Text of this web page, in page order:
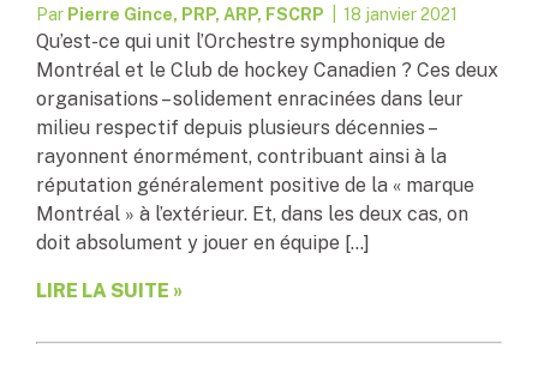
Par Pierre Gince, PRP, ARP, FSCRP | 18 janvier 2021
Qu’est-ce qui unit l’Orchestre symphonique de
Montréal et le Club de hockey Canadien ? Ces deux
organisations – solidement enracinées dans leur
milieu respectif depuis plusieurs décennies –
rayonnent énormément, contribuant ainsi à la
réputation généralement positive de la « marque
Montréal » à l’extérieur. Et, dans les deux cas, on
doit absolument y jouer en équipe […]
LIRE LA SUITE »